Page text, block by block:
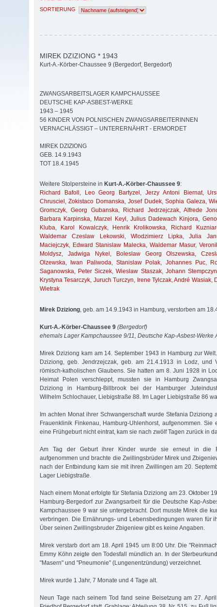
SORTIERUNG
MIREK DZIZIONG * 1943
Kurt-A.-Körber-Chaussee 9 (Bergedorf, Bergedorf)
ZWANGSARBEITSLAGER KAMPCHAUSSEE
DEUTSCHE KAP-ASBEST-WERKE
1943 – 1945
56 KINDER VON POLNISCHEN ZWANGSARBEITERINNEN
VERNACHLÄSSIGT – UNTERERNÄHRT - ERMORDET
MIREK DZIZIONG
GEB. 14.9.1943
TOT 18.4.1945
Weitere Stolpersteine in Kurt-A.-Körber-Chaussee 9:
Richard Bafoll , Leo Georg Bartyzel ,Jerzy Antoni Biernat,
Chrusciel ,Zokistaco Domanska,Josef Dudek,Sophia Galeza,
Gromczyk,Georg Gubanska, Richard Jedrzejczak, Alfrede
Barbara Karpinska, Marzel Keyl , Julius Dadewach Kinjora,
Kluba, Karol Kowalczyk, Henrik Krolikowska,
Richard
Waldemar Czeslaw Lekowski, Wlodzimierz Lipka,Julia
Maciejczyk, Edward Stanislaw Malecka, Waldemar Masur,
Moldysz, Jadwiga Nykel , Boleslaw Georg Olszewska,
Olzewska, Iwan Paliwoda,Stanislaw Polak, Johannes Puc,
Saganowska, Peter Siczek,Wieslaw Staszak, Johann
Krystyna Tesarczyk, Juruch Turczyn, Irene Tylczak,André Wasiak,
Wietrak
Mirek Dziziong , geb. am 14.9.1943 in Hamburg, verstorben am
Kurt-A.-Körber-Chaussee 9 (Bergedorf)
ehemals Lager Kampchaussee 9/11, Deutsche Kap-Asbest-Werke
Mirek Dziziong kam am 14. September 1943 in Hamburg zur
Dziziong, geb. Jendrzejczak, geb. am 21.4.1913 in Lodz, und
römisch-katholischen Glaubens. Sie hatten am 8. Juni 1928 in
Heimat Polen verschleppt, mussten sie in Hamburg
Dziziong in Hamburg-Billbrook bei der Hamburger
Wilhelm Schlochauer, Liebigstraße 88. Im Lager Liebigstraße 86
Im achten Monat ihrer Schwangerschaft wurde Stefania Dziziong
Frauenklinik Finkenau, Hamburg-Uhlenhorst, aufgenommen. Sie
eine Frühgeburt nicht eintrat, kam sie nach zwölf Tagen zurück in
Am Tag der Geburt ihrer Kinder wurde sie erneut in die
aufgenommen und brachte die Zwillingsbrüder Mirek und
nach der Entbindung kam sie mit ihren Zwillingen am 20.
Lager Liebigstraße.
Nach einem Monat erfolgte für Stefania Dziziong am 23. Oktober
Hamburg-Bergedorf zur Zwangsarbeit für die Deutsche Kap-
Kampchaussee 9 war sie untergebracht. Dort musste Mirek die
verbringen. Die Ernährungs- und Lebensbedingungen waren für
Über seinen Zwillingsbruder Zbigeniew gibt es keine Angaben.
Mirek verstarb dort am 18. April 1945 um 8:00 Uhr. Die
Emmy Köhn zeigte den Todesfall mündlich an. In der
"Masern" und "Pneumonie" (Lungenentzündung) verzeichnet.
Mirek wurde 1 Jahr, 7 Monate und 4 Tage alt.
Neun Tage nach seinem Tod fand seine Beisetzung am 27.